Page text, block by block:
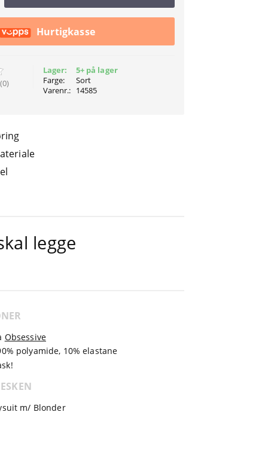
Hurtigkasse
Lager:
Farge:
Varenr.:
5+ på lager
Sort
14585
legge
Obsessive
polyamide, 10% elastane
m/ Blonder